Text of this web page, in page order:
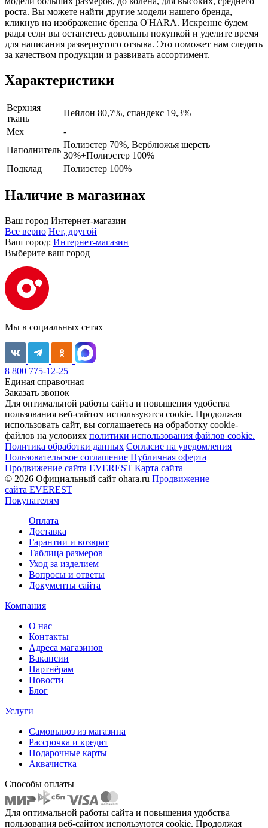
роста. Вы можете найти другие модели нашего бренда,
кликнув на изображение бренда O'HARA. Искренне будем
рады если вы останетесь довольны покупкой и уделите время
для написания развернутого отзыва. Это поможет нам следить
за качеством продукции и развивать ассортимент.
Характеристики
Верхняя
ткань
Нейлон 80,7%, спандекс 19,3%
Мех
-
Наполнитель
Полиэстер 70%, Верблюжья шерсть
30%+Полиэстер 100%
Подклад
Полиэстер 100%
Наличие в магазинах
Ваш город Интернет-магазин
Все верно Нет, другой
Ваш город: Интернет-магазин
Выберите ваш город
Мы в социальных сетях
8 800 775-12-25
Единая справочная
Заказать звонок
Для оптимальной работы сайта и повышения удобства
пользования веб-сайтом используются cookie. Продолжая
использовать сайт, вы соглашаетесь на обработку cookie-
файлов на условиях политики использования файлов cookie.
Политика обработки данных Согласие на уведомления
Пользовательское соглашение Публичная оферта
Продвижение сайта EVEREST Карта сайта
© 2026 Официальный сайт ohara.ru Продвижение
сайта EVEREST
Покупателям
Оплата
Доставка
Гарантии и возврат
Таблица размеров
Уход за изделием
Вопросы и ответы
Документы сайта
Компания
О нас
Контакты
Адреса магазинов
Вакансии
Партнёрам
Новости
Блог
Услуги
Самовывоз из магазина
Рассрочка и кредит
Подарочные карты
Аквачистка
Способы оплаты
Для оптимальной работы сайта и повышения удобства
пользования веб-сайтом используются cookie. Продолжая